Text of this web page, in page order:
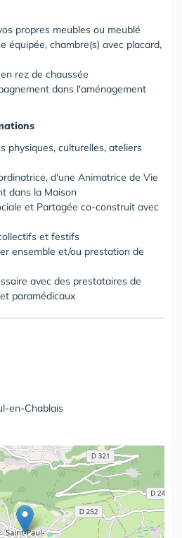
propres meubles ou meublé
équipée, chambre(s) avec placard,
rez de chaussée
dans l'aménagement
physiques, culturelles, ateliers
d'une Animatrice de Vie
dans la Maison
et Partagée co-construit avec
et festifs
ensemble et/ou prestation de
avec des prestataires de
paramédicaux
en-Chablais